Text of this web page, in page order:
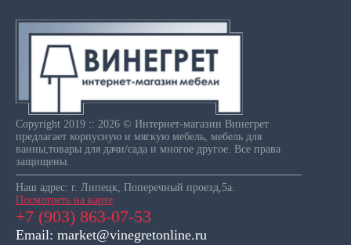
Copyright 2019 :: 2026 © Интернет-магазин Винегрет
предлагает корпусную и мягкую мебель, мебель для
ванны,товары для дачи/сада и многое другое. Все права
защищены.
Наш адрес: г. Липецк, Поперечный проезд,5а.
Посмотреть на карте
+7 (903) 863-07-53
Email: market@vinegretonline.ru